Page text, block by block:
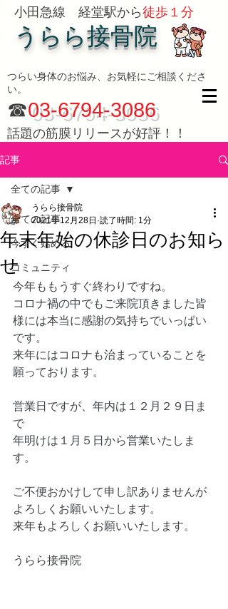
小田急線 経堂駅から徒歩１分
うらら接骨院
つらい身体のお悩み、お気軽にご相談くださ
い。
☎03-6794-3086
話題の筋膜リリースが好評！！
記事
全ての記事
今すぐ始める
コミュニティ
全ての記事
年末年始の休診日のお知ら
せ
うらら接骨院
2021年12月28日 読了時間: 1分
今年ももうすぐ終わりですね。
コロナ禍の中でもご来院頂きました皆
様には本当に感謝の気持ちでいっぱい
です。
来年にはコロナも治まっていることを
願っております。
営業日ですが、年内は１２月２９日ま
で
年明けは１月５日から営業いたしま
す。
ご不便おかけして申し訳ありませんが
よろしくお願いいたします。
来年もよろしくお願いいたします。
うらら接骨院